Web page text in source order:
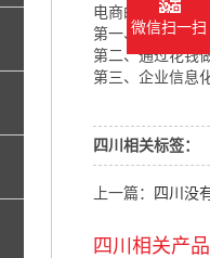
电商的存在虽然
第一、在主流平
第二、通过花钱
第三、企业信息
四川相关标签：
上一篇： 四川没
四川相关产品
微信扫一扫